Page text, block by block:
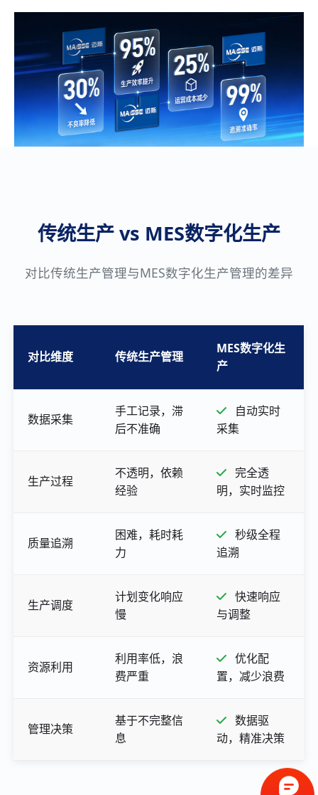
传统生产 vs MES数字化生产
对比传统生产管理与MES数字化生产管理的差异
对比维度 传统生产管理
MES数字化生
产
数据采集
手工记录，滞
后不准确
自动实时
采集
生产过程
不透明，依赖
经验
完全透
明，实时监控
质量追溯
困难，耗时耗
力
秒级全程
追溯
生产调度
计划变化响应
慢
快速响应
与调整
资源利用
利用率低，浪
费严重
优化配
置，减少浪费
管理决策
基于不完整信
息
数据驱
动，精准决策